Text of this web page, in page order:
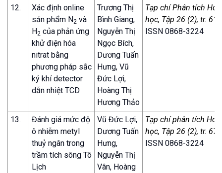
12.
Xác định online
sản phẩm N2 và
H2 của phản ứng
khử điện hóa
nitrat bằng
phương pháp sắc
ký khí detector
dẫn nhiệt TCD
Trương Thị
Bình Giang,
Nguyễn Thị
Ngọc Bích,
Dương Tuấn
Hưng, Vũ
Đức Lợi,
Hoàng Thị
Hương Thảo
Tạp chí Phân tích
học, Tập 26 (2), tr. 61-
ISSN 0868-3224
13.
Đánh giá mức độ
ô nhiễm metyl
thuỷ ngân trong
trầm tích sông Tô
Lịch
Vũ Đức Lợi,
Dương Tuấn
Hưng,
Nguyễn Thị
Vân, Hoàng
Tạp chí phân tích
học, Tập 26 (2), tr. 67-
ISSN 0868-3224